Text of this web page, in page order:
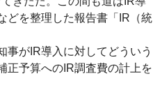
どを整理した報告書「IR（統
事がIR導入に対してどういう
正予算へのIR調査費の計上を